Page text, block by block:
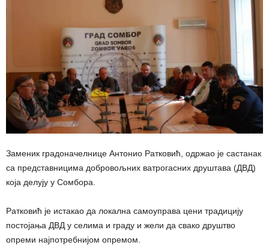
Заменик градоначелнице Антонио Ратковић, одржао је састанак
са представницима добровољних ватрогасних друштава (ДВД)
која делују у Сомбора.
Ратковић је истакао да локална самоуправа цени традицију
постојања ДВД у селима и граду и жели да свако друштво
опреми најпотребнијом опремом.